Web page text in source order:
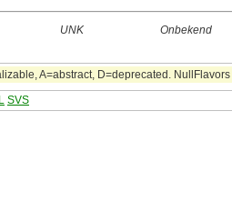
UNK Onbekend
A=abstract, D=deprecated.
SVS